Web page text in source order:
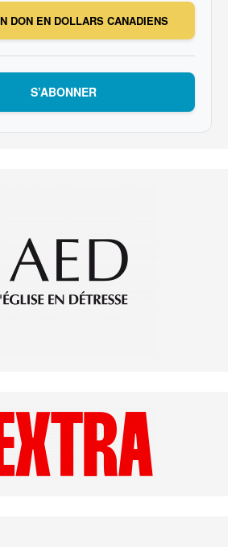
DON EN DOLLARS CANADIENS
S’ABONNER